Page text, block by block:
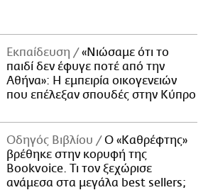
Εκπαίδευση
«Νιώσαμε ότι το
παιδί δεν έφυγε ποτέ από την
Αθήνα»: Η εμπειρία οικογενειών
που επέλεξαν σπουδές στην Κύπρο
Οδηγός Βιβλίου
Ο «Καθρέφτης»
βρέθηκε στην κορυφή της
Bookvoice. Τι τον ξεχώρισε
ανάμεσα στα μεγάλα best sellers;